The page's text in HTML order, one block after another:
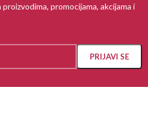
promocijama, akcijama i